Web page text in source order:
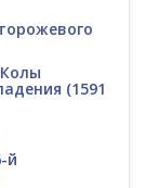
(1591
й